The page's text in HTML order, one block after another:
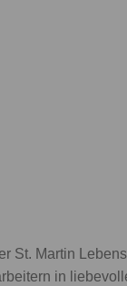
St. Martin
in